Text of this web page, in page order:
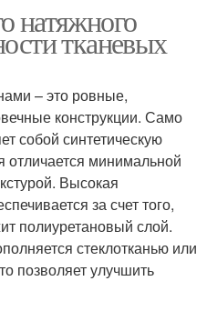
натяжного
тканевых
– это ровные,
конструкции. Само
собой синтетическую
отличается минимальной
Высокая
за счет того,
полиуретановый слой.
стеклотканью или
позволяет улучшить